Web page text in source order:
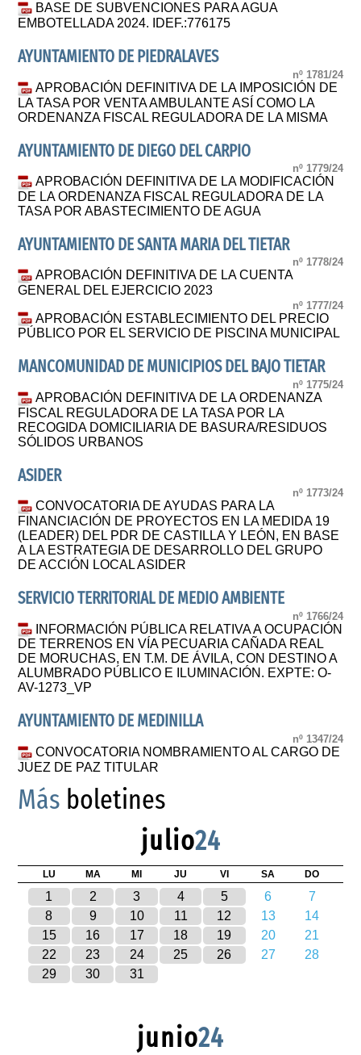
BASE DE SUBVENCIONES PARA AGUA
EMBOTELLADA 2024. IDEF.:776175
AYUNTAMIENTO DE PIEDRALAVES
nº 1781/24
APROBACIÓN DEFINITIVA DE LA IMPOSICIÓN DE
LA TASA POR VENTA AMBULANTE ASÍ COMO LA
ORDENANZA FISCAL REGULADORA DE LA MISMA
AYUNTAMIENTO DE DIEGO DEL CARPIO
nº 1779/24
APROBACIÓN DEFINITIVA DE LA MODIFICACIÓN
DE LA ORDENANZA FISCAL REGULADORA DE LA
TASA POR ABASTECIMIENTO DE AGUA
AYUNTAMIENTO DE SANTA MARIA DEL TIETAR
nº 1778/24
APROBACIÓN DEFINITIVA DE LA CUENTA
GENERAL DEL EJERCICIO 2023
nº 1777/24
APROBACIÓN ESTABLECIMIENTO DEL PRECIO
PÚBLICO POR EL SERVICIO DE PISCINA MUNICIPAL
MANCOMUNIDAD DE MUNICIPIOS DEL BAJO TIETAR
nº 1775/24
APROBACIÓN DEFINITIVA DE LA ORDENANZA
FISCAL REGULADORA DE LA TASA POR LA
RECOGIDA DOMICILIARIA DE BASURA/RESIDUOS
SÓLIDOS URBANOS
ASIDER
nº 1773/24
CONVOCATORIA DE AYUDAS PARA LA
FINANCIACIÓN DE PROYECTOS EN LA MEDIDA 19
(LEADER) DEL PDR DE CASTILLA Y LEÓN, EN BASE
A LA ESTRATEGIA DE DESARROLLO DEL GRUPO
DE ACCIÓN LOCAL ASIDER
SERVICIO TERRITORIAL DE MEDIO AMBIENTE
nº 1766/24
INFORMACIÓN PÚBLICA RELATIVA A OCUPACIÓN
DE TERRENOS EN VÍA PECUARIA CAÑADA REAL
DE MORUCHAS, EN T.M. DE ÁVILA, CON DESTINO A
ALUMBRADO PÚBLICO E ILUMINACIÓN. EXPTE: O-
AV-1273_VP
AYUNTAMIENTO DE MEDINILLA
nº 1347/24
CONVOCATORIA NOMBRAMIENTO AL CARGO DE
JUEZ DE PAZ TITULAR
Más boletines
julio24
LU MA MI JU VI SA DO
1 2 3 4 5 6
7
8
9 10 11 12 13
14
15
16 17 18 19 20
21
22
23 24 25 26 27
28
29
30 31
junio24